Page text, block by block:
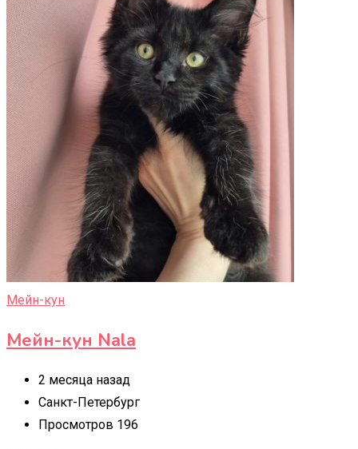
Мейн-кун
Мейн-кун Nala
2 месяца назад
Санкт-Петербург
Просмотров 196